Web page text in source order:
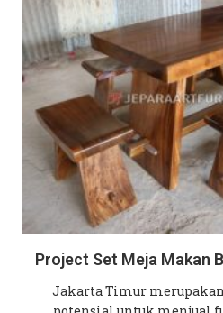
Project Set Meja Makan
Jakarta Timur